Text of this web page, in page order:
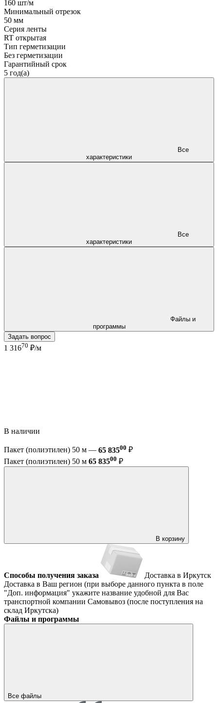
160 шт/м
Минимальный отрезок
50 мм
Серия ленты
RT открытая
Тип герметизации
Без герметизации
Гарантийный срок
5 год(а)
характеристики
характеристики
программы
Задать вопрос
1 31670 ₽/м
В наличии
Пакет (полиэтилен) 50 м — 65 83500 ₽
Пакет (полиэтилен) 50 м 65 83500 ₽
В корзину
Способы получения заказа
Доставка в Иркутск
Доставка в Ваш регион (при выборе данного пункта в поле
"Доп. информация" укажите название удобной для Вас
транспортной компании Самовывоз (после поступления на
склад Иркутска)
Файлы и программы
Все файлы